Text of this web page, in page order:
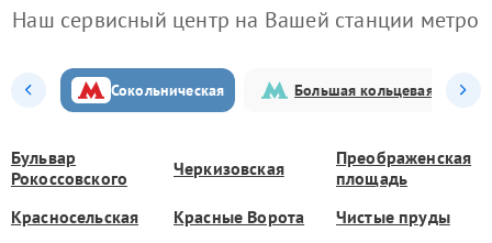
Наш сервисный центр на Вашей станции метро
Сокольническая Большая кольцевая
Бульвар
Рокоссовского
Черкизовская
Преображенская
площадь
Красносельская
Красные Ворота Чистые пруды